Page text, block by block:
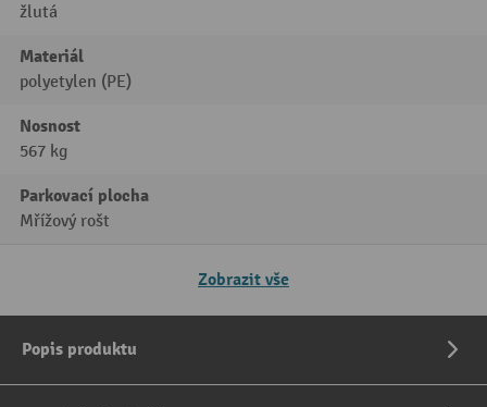
žlutá
Materiál
polyetylen (PE)
Nosnost
567 kg
Parkovací plocha
Mřížový rošt
Zobrazit vše
Popis produktu